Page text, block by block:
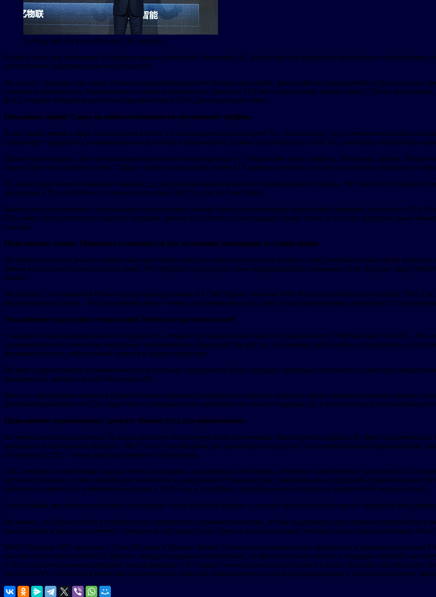
Li Peng calls for joint effort on 5.5G research
В своей речи под названием «Создание новых ценностей с помощью 5G для раскрытия цифрового потенциала» он рассказал о
обеспечивает цифровизацию всех отраслей.
Ли сказал: «Будущее уже здесь. Новые направления развития бизнеса для людей, домохозяйств, предприятий и транспортных
сетевым возможностям. Расширенные сетевые возможности, такие как 10 Гбит/с нисходящей линии связи, 1 Гбит/с
(IoT), создают обширное рыночное пространство в 5.5G для операторов связи».
Объединяя людей: Спрос на новые возможности увеличивает трафик
В настоящее время в мире насчитывается более 1,2 миллиардов пользователей 5G. Ли объяснил, что стремление большого
стимулирует разработку инновационного контента и приложений, а также строительство сетей 5G, способных обеспечить
Huawei прогнозирует, что эти приложения и контент также приведут к 10-кратному росту трафика. Например, трафик 3D-
видео. Один пользователь «New Calling» может использовать более 1 ГБ данных в неделю, а один пользователь облачной
5G также будет иметь решающее значение для достижения максимального пользовательского опыта. Ли отметил, что отрасли
диапазоны 6 ГГц и mmWave, а также спектр ниже 100 ГГц для 5G New Radio.
Huawei уже сотрудничает с несколькими операторами сотовой связи для проведения технической проверки диапазона 6 ГГц.
ГГц может быть достигнута скорость передачи данных в 10 Гбит/с по нисходящей линии связи, и что этот диапазон также
участка.
Подключение домов: Огромные возможности для получения дивидендов от умной жизни
На потребительском рынке стремительно растущий спрос на новые впечатления привел к буму инновационных форм
домом и интеллектуальность всего дома. Это побудило операторов связи модернизировать домашние сети, которые будут
линии.
Ли пояснил, что компания Huawei представила решения 5G FWA Square, включая FWA Pro для сверхскоростной связи, FWA
высоконадежной связи. Эти три решения могут помочь поставщикам услуг связи лучше удовлетворять потребности
Объединение индустрий и технологий: Рынок на триллион юаней
С момента начала коммерческого внедрения 5G четыре года назад в мире было построено более 17 000 частных сетей 5G. Эти
промышленности, обеспечив очевидные экономические преимущества для тех, кто раньше других начал использовать их в
промышленности, нефтегазовой отрасли и здравоохранении.
По мере цифровизации промышленности все больше предприятий будут внедрять цифровые технологии в свои
возможности, которые может обеспечить 5G.
Вместе с партнерами компания Huawei помогла заказчику разработать первую в отрасли гибкую производственную линию с
детерминированная сеть 5.5G гарантирует сверхвысокую надежность и снижает задержки до 4 миллисекунд в
Подключение транспортных средств: Новый путь для перевозчиков
Во время своего выступления Ли также затронул популярную тему автономных транспортных средств. В сфере
наблюдается постоянный прогресс. ИКТ-услуги необходимы для транспортных средств с интеллектуальным подключением,
остальным (V2X), а также для подключенного интеллекта.
5.5G поможет автомобилям гораздо четче распознавать окружающую обстановку. Интернет транспортные средства (IoV) с
интеллектуальных систем светофоров, навигации в дождливые и туманные дни, обнаружения за пределами прямой видимости
поколения появятся на коммерческом рынке в 2025 году и потребуют огромных вычислительных мощностей и мощных сетей.
Автономный автомобиль ежедневно генерирует сотни терабайт данных и должен загружать около одного терабайта этих
Ли заявил, что Huawei будет углублять свое партнерство с промышленностью, чтобы поддержать эти огромные потребности в
вычислениях в реальном времени. Ожидается, что рынки услуг связи и вычислительной техники станут перспективными
MWC Shanghai 2023 проходит с 28 по 30 июня в Шанхае, Китай. Huawei представляет свою продукцию и решения на стендах
выставочного центра (SNIEC). Вместе с международными операторами, профессионалами отрасли и лидерами мнений мы
5.5G и интеллектуальная цифровая трансформация. 5.5G создает новую ценность для бизнеса в таких областях, как
средств (IoV), способствуя развитию бесчисленных отраслей промышленности по мере продвижения к интеллектуальному